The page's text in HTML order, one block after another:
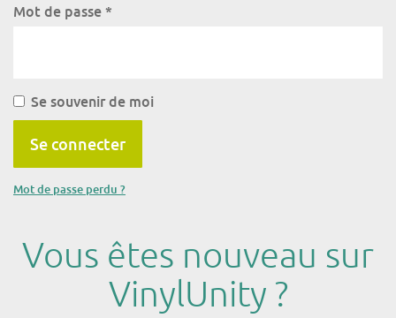
Mot de passe *
Se souvenir de moi
Se connecter
Mot de passe perdu ?
Vous êtes nouveau sur
VinylUnity ?